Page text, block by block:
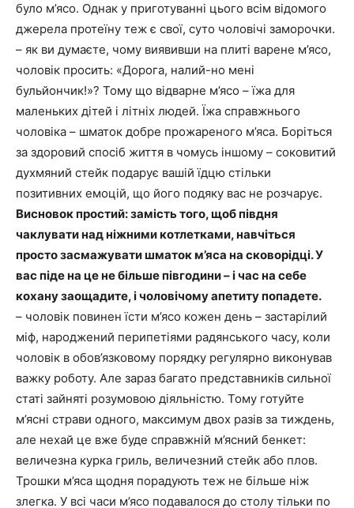
було м’ясо. Однак у приготуванні цього всім відомого
джерела протеїну теж є свої, суто чоловічі заморочки.
– як ви думаєте, чому виявивши на плиті варене м’ясо,
чоловік просить: «Дорога, налий-но мені
бульйончик!»? Тому що відварне м’ясо – їжа для
маленьких дітей і літніх людей. Їжа справжнього
чоловіка – шматок добре прожареного м’яса. Боріться
за здоровий спосіб життя в чомусь іншому – соковитий
духмяний стейк подарує вашій їдцю стільки
позитивних емоцій, що його подяку вас не розчарує.
Висновок простий: замість того, щоб півдня
чаклувати над ніжними котлетками, навчіться
просто засмажувати шматок м’яса на сковорідці. У
вас піде на це не більше півгодини – і час на себе
кохану заощадите, і чоловічому апетиту попадете.
– чоловік повинен їсти м’ясо кожен день – застарілий
міф, народжений перипетіями радянського часу, коли
чоловік в обов’язковому порядку регулярно виконував
важку роботу. Але зараз багато представників сильної
статі зайняті розумовою діяльністю. Тому готуйте
м’ясні страви одного, максимум двох разів за тиждень,
але нехай це вже буде справжній м’ясний бенкет:
величезна курка гриль, величезний стейк або плов.
Трошки м’яса щодня порадують теж не більше ніж
злегка. У всі часи м’ясо подавалося до столу тільки по